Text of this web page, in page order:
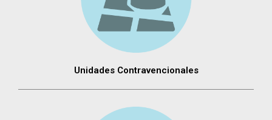
Unidades Contravencionales